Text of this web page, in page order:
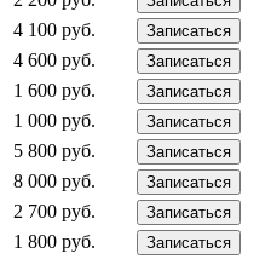
4 100 руб. Записаться
4 600 руб. Записаться
1 600 руб. Записаться
1 000 руб. Записаться
5 800 руб. Записаться
8 000 руб. Записаться
2 700 руб. Записаться
1 800 руб. Записаться